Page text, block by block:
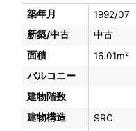
築年月
1992/07
新築/中古
中古
面積
16.01m²
バルコニー
建物階数
建物構造
SRC